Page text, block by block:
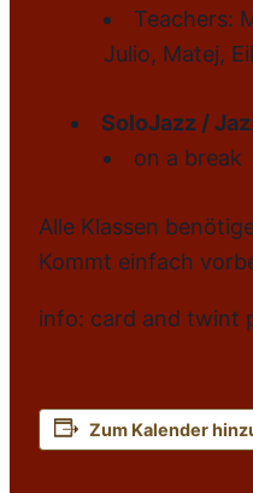
Teachers:
Julio, Matej,
SoloJazz /
on a break
Alle Klassen
Kommt einfach
info: card and twint
Zum Kalender